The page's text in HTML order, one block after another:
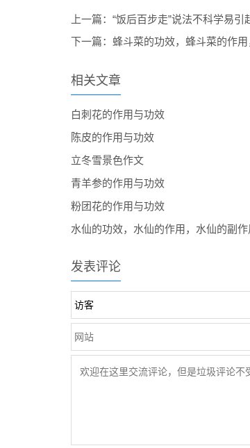
上一篇： “饭后百步走”说法不科学易引
下一篇： 蜂斗菜的功效，蜂斗菜的作
相关文章
白刺花的作用与功效
陈皮的作用与功效
立冬雪景色作文
青羊参的作用与功效
粉团花的作用与功效
水仙的功效，水仙的作用，水仙的副作
发表评论